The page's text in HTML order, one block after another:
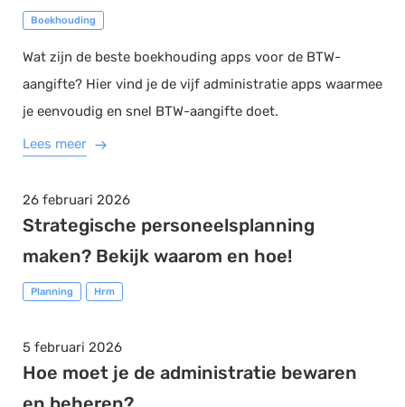
Boekhouding
Wat zijn de beste boekhouding apps voor de BTW-
aangifte? Hier vind je de vijf administratie apps waarmee
je eenvoudig en snel BTW-aangifte doet.
Lees meer
26 februari 2026
Strategische personeelsplanning
maken? Bekijk waarom en hoe!
Planning Hrm
5 februari 2026
Hoe moet je de administratie bewaren